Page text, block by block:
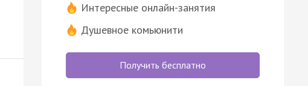
Интересные онлайн-занятия
Душевное комьюнити
Получить бесплатно